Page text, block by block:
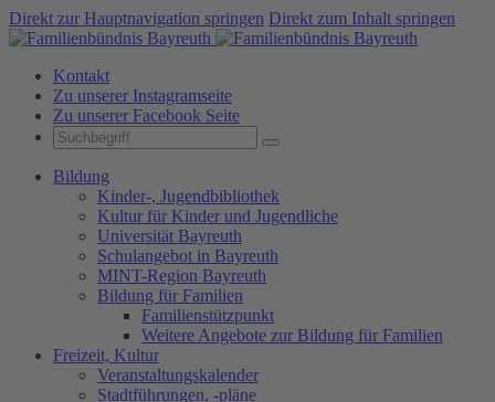
Direkt zur Hauptnavigation springen Direkt zum Inhalt springen
Kontakt
Zu unserer Instagramseite
Zu unserer Facebook Seite
Bildung
Kinder-, Jugendbibliothek
Kultur für Kinder und Jugendliche
Universität Bayreuth
Schulangebot in Bayreuth
MINT-Region Bayreuth
Bildung für Familien
Familienstützpunkt
Weitere Angebote zur Bildung für Familien
Freizeit, Kultur
Veranstaltungskalender
Stadtführungen, -pläne